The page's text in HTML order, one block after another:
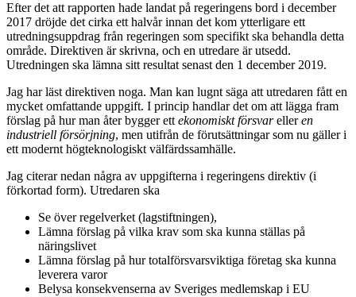
Efter det att rapporten hade landat på regeringens bord i december
2017 dröjde det cirka ett halvår innan det kom ytterligare ett
utredningsuppdrag från regeringen som specifikt ska behandla detta
område. Direktiven är skrivna, och en utredare är utsedd.
Utredningen ska lämna sitt resultat senast den 1 december 2019.
Jag har läst direktiven noga. Man kan lugnt säga att utredaren fått en
mycket omfattande uppgift. I princip handlar det om att lägga fram
förslag på hur man åter bygger ettekonomiskt försvarelleren
industriell försörjning, men utifrån de förutsättningar som nu gäller i
ett modernt högteknologiskt välfärdssamhälle.
Jag citerar nedan några av uppgifterna i regeringens direktiv (i
förkortad form). Utredaren ska
Se över regelverket (lagstiftningen),
Lämna förslag på vilka krav som ska kunna ställas på
näringslivet
Lämna förslag på hur totalförsvarsviktiga företag ska kunna
leverera varor
Belysa konsekvenserna av Sveriges medlemskap i EU